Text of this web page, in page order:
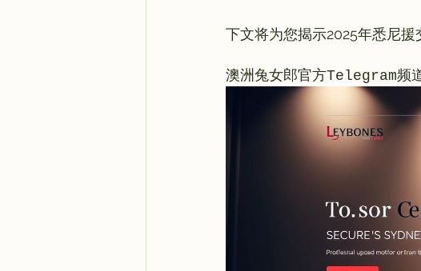
澳洲兔女郎官方Telegram频